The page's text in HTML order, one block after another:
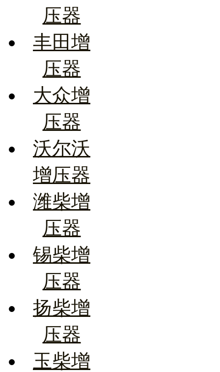
压器
丰田增
压器
大众增
压器
沃尔沃
增压器
潍柴增
压器
锡柴增
压器
扬柴增
压器
玉柴增